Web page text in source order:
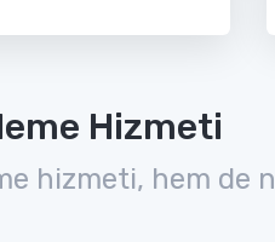
Hizmeti
hizmeti, hem de